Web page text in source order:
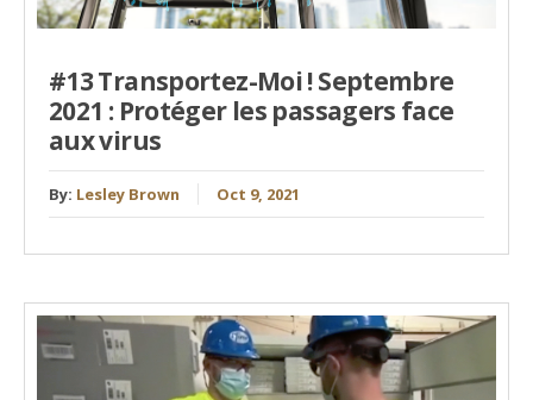
#13 Transportez-Moi ! Septembre
2021 : Protéger les passagers face
aux virus
By: Lesley Brown Oct 9, 2021